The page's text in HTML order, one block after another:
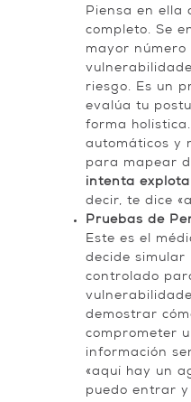
Piensa en ella
completo. Se
mayor número
riesgo. Es un
evalúa tu
forma
automáticos y
para mapear
intenta
decir, te dice
Pruebas de
Este es el
decide simular
controlado
demostrar
comprometer
información
«aquí hay un
puedo entrar